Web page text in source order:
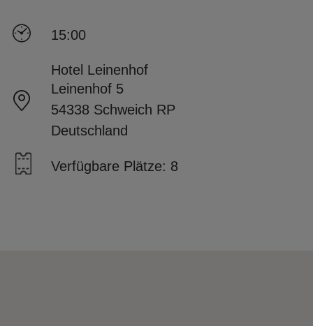
15:00
Hotel Leinenhof
Leinenhof 5
54338 Schweich RP
Deutschland
Verfügbare Plätze: 8